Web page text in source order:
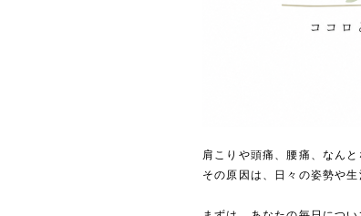
肩こりや頭痛、腰痛、なん
その原因は、日々の姿勢や生